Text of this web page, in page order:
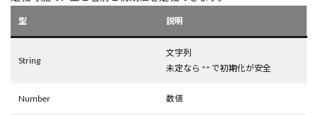
型 説明
String
文字列
未定なら "" で初期化が安全
Number 数値